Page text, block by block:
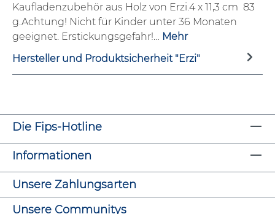
Kaufladenzubehör aus Holz von Erzi.4 x 11,3 cm 83
g.Achtung! Nicht für Kinder unter 36 Monaten
geeignet. Erstickungsgefahr!… Mehr
Hersteller und Produktsicherheit "Erzi"
Die Fips-Hotline
Informationen
Unsere Zahlungsarten
Unsere Communitys